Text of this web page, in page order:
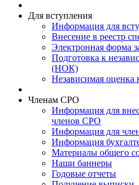
Для вступления
Информация для
Внесение в реестр
Электронная форма
Подготовка к
(НОК)
Независимая
Членам СРО
Информация для
членов СРО
Информация для
Информация
Материалы общего
Наши баннеры
Годовые отчеты